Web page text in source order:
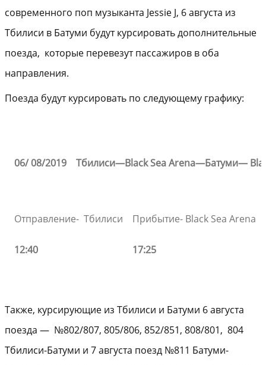
современного поп музыканта Jessie J, 6 августа из
Тбилиси в Батуми будут курсировать дополнительные
поезда, которые перевезут пассажиров в оба
направления.
Поезда будут курсировать по следующему графику:
06/ 08/2019 Тбилиси—Black Sea Arena—Батуми—
Отправление- Тбилиси Прибытие- Black Sea Arena
12:40 17:25
Также, курсирующие из Тбилиси и Батуми 6 августа
поезда — №802/807, 805/806, 852/851, 808/801, 804
Тбилиси-Батуми и 7 августа поезд №811 Батуми-